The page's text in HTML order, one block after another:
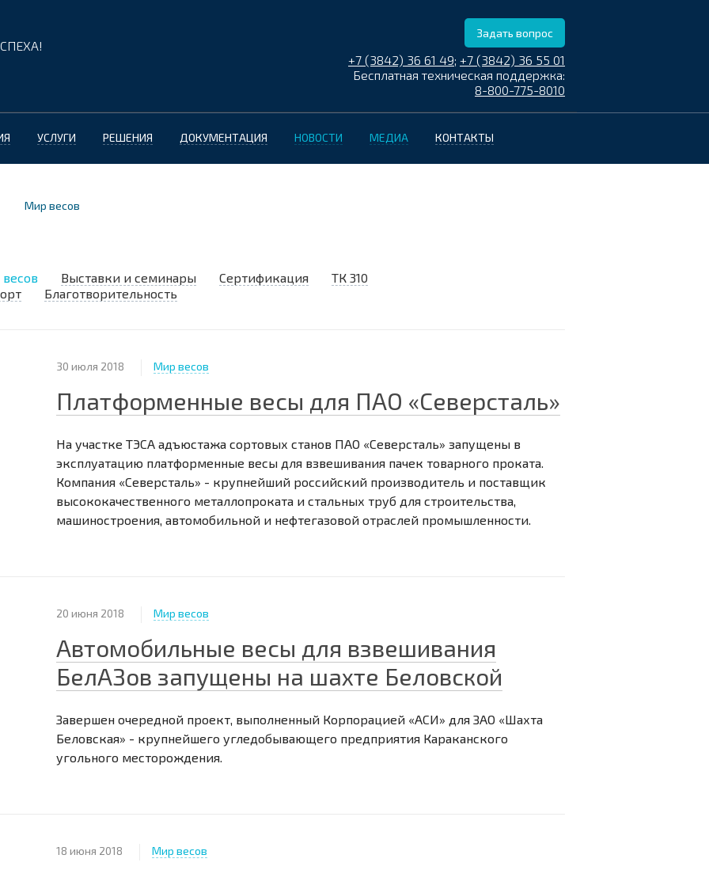
Задать вопрос
+7 (3842) 36 61 49; +7 (3842) 36 55 01
Бесплатная техническая поддержка:
8-800-775-8010
УСЛУГИ РЕШЕНИЯ ДОКУМЕНТАЦИЯ НОВОСТИ МЕДИА КОНТАКТЫ
Мир весов
Выставки и семинары Сертификация
ТК 310
Благотворительность
30 июля 2018 Мир весов
Платформенные весы для ПАО «Северсталь»
На участке ТЭСА адъюстажа сортовых станов ПАО «Северсталь» запущены в
эксплуатацию платформенные весы для взвешивания пачек товарного проката.
Компания «Северсталь» - крупнейший российский производитель и поставщик
высококачественного металлопроката и стальных труб для строительства,
машиностроения, автомобильной и нефтегазовой отраслей промышленности.
20 июня 2018 Мир весов
Автомобильные весы для взвешивания
БелАЗов запущены на шахте Беловской
Завершен очередной проект, выполненный Корпорацией «АСИ» для ЗАО «Шахта
Беловская» - крупнейшего угледобывающего предприятия Караканского
угольного месторождения.
18 июня 2018 Мир весов